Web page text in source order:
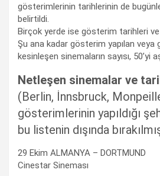
gösterimlerinin tarihlerinin de
belirtildi.
Birçok yerde ise gösterim tarihleri
Şu ana kadar gösterim yapılan veya
kesinleşen sinemaların sayısı, 50’yi
Netleşen sinemalar ve
(Berlin, İnnsbruck,
gösterimlerinin yapıldığı
bu listenin dışında
29 Ekim ALMANYA – DORTMUND
Cinestar Sineması